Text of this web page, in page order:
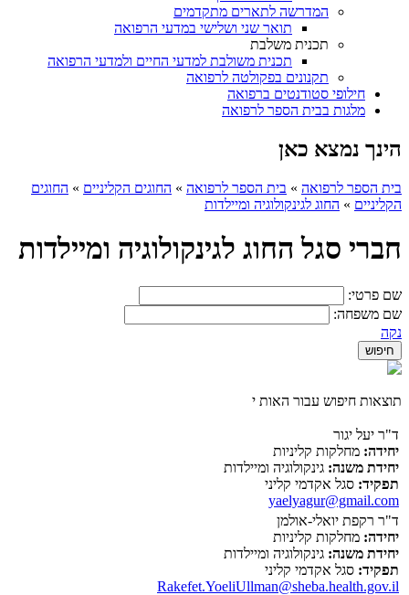
המדרשה לתארים מתקדמים
תואר שני ושלישי במדעי הרפואה
תכנית משלבת
תכנית משולבת למדעי החיים ולמדעי הרפואה
תקנונים בפקולטה לרפואה
חילופי סטודנטים ברפואה
מלגות בבית הספר לרפואה
הינך נמצא כאן
בית הספר לרפואה » בית הספר לרפואה » החוגים הקליניים » החוגים
הקליניים » החוג לגינקולוגיה ומיילדות
חברי סגל החוג לגינקולוגיה ומיילדות
שם פרטי:
שם משפחה:
נקה
תוצאות חיפוש עבור האות י
ד"ר יעל יגור
יחידה: מחלקות קליניות
יחידת משנה: גינקולוגיה ומיילדות
תפקיד: סגל אקדמי קליני
yaelyagur@gmail.com
ד"ר רקפת יואלי-אולמן
יחידה: מחלקות קליניות
יחידת משנה: גינקולוגיה ומיילדות
תפקיד: סגל אקדמי קליני
Rakefet.YoeliUllman@sheba.health.gov.il